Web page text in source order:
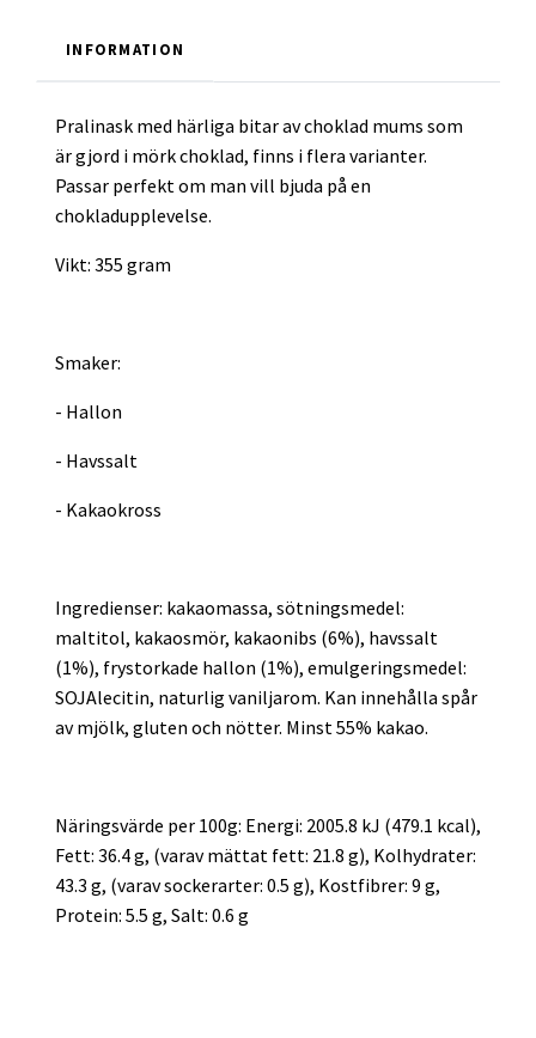
INFORMATION
Pralinask med härliga bitar av choklad mums som
är gjord i mörk choklad, finns i flera varianter.
Passar perfekt om man vill bjuda på en
chokladupplevelse.
Vikt: 355 gram
Smaker:
- Hallon
- Havssalt
- Kakaokross
Ingredienser: kakaomassa, sötningsmedel:
maltitol, kakaosmör, kakaonibs (6%), havssalt
(1%), frystorkade hallon (1%), emulgeringsmedel:
SOJAlecitin, naturlig vaniljarom. Kan innehålla spår
av mjölk, gluten och nötter. Minst 55% kakao.
Näringsvärde per 100g: Energi: 2005.8 kJ (479.1 kcal),
Fett: 36.4 g, (varav mättat fett: 21.8 g), Kolhydrater:
43.3 g, (varav sockerarter: 0.5 g), Kostfibrer: 9 g,
Protein: 5.5 g, Salt: 0.6 g